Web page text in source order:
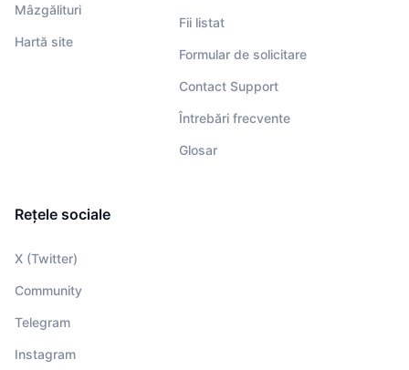
Mâzgălituri
Hartă site
Fii listat
Formular de solicitare
Contact Support
Întrebări frecvente
Glosar
Rețele sociale
X (Twitter)
Community
Telegram
Instagram